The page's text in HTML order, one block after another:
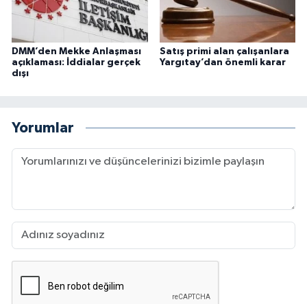
DMM’den Mekke Anlaşması
açıklaması: İddialar gerçek
dışı
Satış primi alan çalışanlara
Yargıtay’dan önemli karar
Yorumlar